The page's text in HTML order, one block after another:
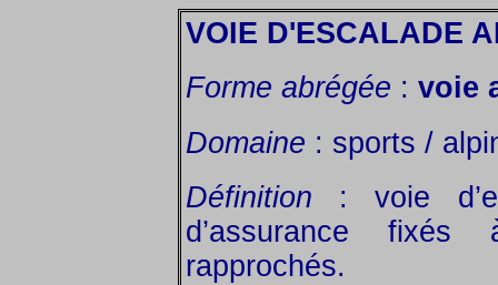
VOIE D'ESCALADE
Forme abrégée : voie
Domaine : sports /
Définition : voie
d’assurance
rapprochés.